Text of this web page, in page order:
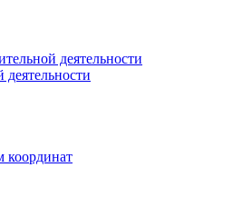
деятельности
координат